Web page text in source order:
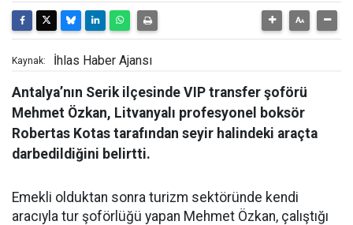
Kaynak: İhlas Haber Ajansı
Antalya’nın Serik ilçesinde VIP transfer şoförü
Mehmet Özkan, Litvanyalı profesyonel boksör
Robertas Kotas tarafından seyir halindeki araçta
darbedildiğini belirtti.
Emekli olduktan sonra turizm sektöründe kendi
aracıyla tur şoförlüğü yapan Mehmet Özkan, çalıştığı